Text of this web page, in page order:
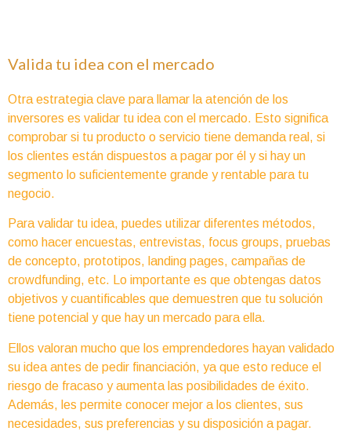
Valida tu idea con el mercado
Otra estrategia clave para llamar la atención de los
inversores es validar tu idea con el mercado. Esto significa
comprobar si tu producto o servicio tiene demanda real, si
los clientes están dispuestos a pagar por él y si hay un
segmento lo suficientemente grande y rentable para tu
negocio.
Para validar tu idea, puedes utilizar diferentes métodos,
como hacer encuestas, entrevistas, focus groups, pruebas
de concepto, prototipos, landing pages, campañas de
crowdfunding, etc. Lo importante es que obtengas datos
objetivos y cuantificables que demuestren que tu solución
tiene potencial y que hay un mercado para ella.
Ellos valoran mucho que los emprendedores hayan validado
su idea antes de pedir financiación, ya que esto reduce el
riesgo de fracaso y aumenta las posibilidades de éxito.
Además, les permite conocer mejor a los clientes, sus
necesidades, sus preferencias y su disposición a pagar.